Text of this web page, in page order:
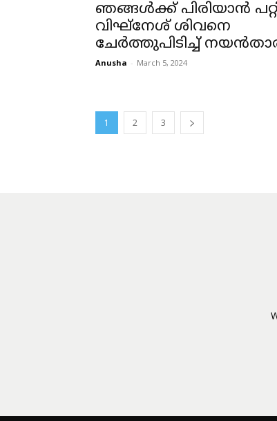
ഞങ്ങള്‍ക്ക് പിരിയാന്‍
വിഘ്‌നേശ് ശിവനെ
ചേര്‍ത്തുപിടിച്ച്
Anusha - March 5, 2024
1 2 3